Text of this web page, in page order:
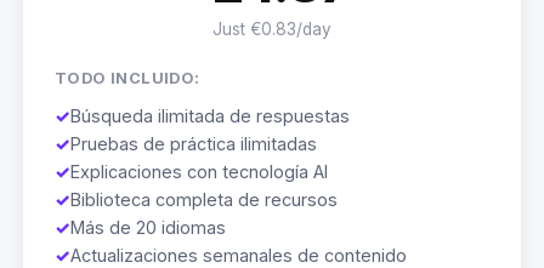
Just €0.83/day
TODO INCLUIDO:
✓Búsqueda ilimitada de respuestas
✓Pruebas de práctica ilimitadas
✓Explicaciones con tecnología AI
✓Biblioteca completa de recursos
✓Más de 20 idiomas
✓Actualizaciones semanales de contenido